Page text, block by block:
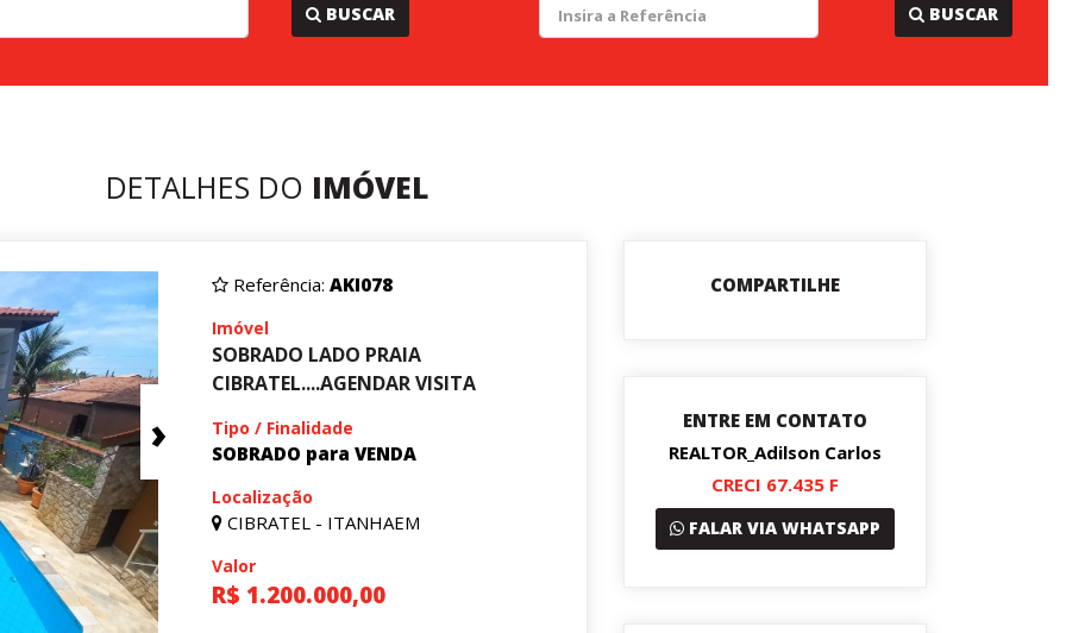
BUSCAR BUSCAR
DETALHES DO IMÓVEL
›
Referência:AKI078
Imóvel
SOBRADO LADO PRAIA
CIBRATEL....AGENDAR VISITA
Tipo / Finalidade
SOBRADO para VENDA
Localização
CIBRATEL - ITANHAEM
Valor
R$ 1.200.000,00
COMPARTILHE
ENTRE EM CONTATO
REALTOR_Adilson Carlos
CRECI 67.435 F
FALAR VIA WHATSAPP